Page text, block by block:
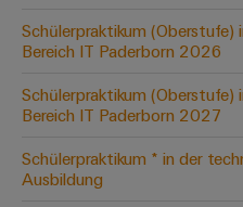
Schülerpraktikum (Oberstufe)
Bereich IT Paderborn 2026
Schülerpraktikum (Oberstufe)
Bereich IT Paderborn 2027
Schülerpraktikum * in der
Ausbildung